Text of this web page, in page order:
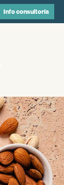
Info consultoría